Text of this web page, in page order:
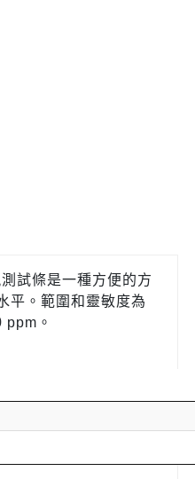
試條是一種方便的方
平。 範圍和靈敏度為
。